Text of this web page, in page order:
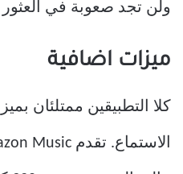
ولن تجد صعوبة في العثور
ميزات اضافية
كلا التطبيقين ممتلئان